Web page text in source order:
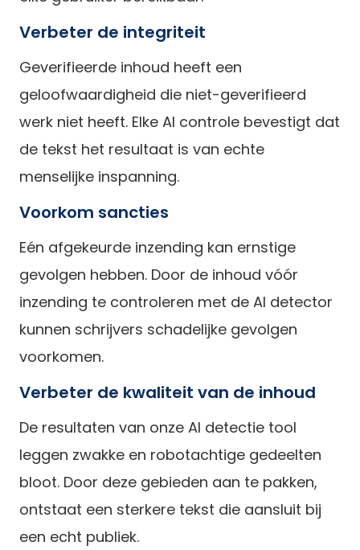
Verbeter de integriteit
Geverifieerde inhoud heeft een
geloofwaardigheid die niet-geverifieerd
werk niet heeft. Elke AI controle bevestigt dat
de tekst het resultaat is van echte
menselijke inspanning.
Voorkom sancties
Eén afgekeurde inzending kan ernstige
gevolgen hebben. Door de inhoud vóór
inzending te controleren met de AI detector
kunnen schrijvers schadelijke gevolgen
voorkomen.
Verbeter de kwaliteit van de inhoud
De resultaten van onze AI detectie tool
leggen zwakke en robotachtige gedeelten
bloot. Door deze gebieden aan te pakken,
ontstaat een sterkere tekst die aansluit bij
een echt publiek.